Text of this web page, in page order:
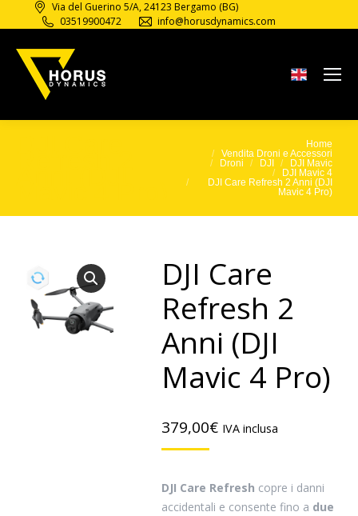
Via del Guerino 5/A, 24123 Bergamo (BG)
03519900472
info@horusdynamics.com
Tu sei qui:
Home
Vendita Droni e Accessori
Droni
DJI
DJI Mavic
DJI Mavic 4
DJI Care Refresh 2 Anni (DJI
Mavic 4 Pro)
DJI Care
Refresh 2
Anni (DJI
Mavic 4 Pro)
379,00€ IVA inclusa
DJI Care Refresh copre i danni
accidentali e consente fino a due